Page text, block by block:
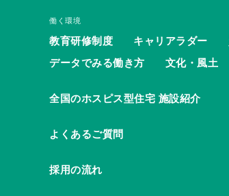
働く環境
教育研修制度 キャリアラダー
データでみる働き方
文化・風土
全国のホスピス型住宅 施設紹介
よくあるご質問
採用の流れ